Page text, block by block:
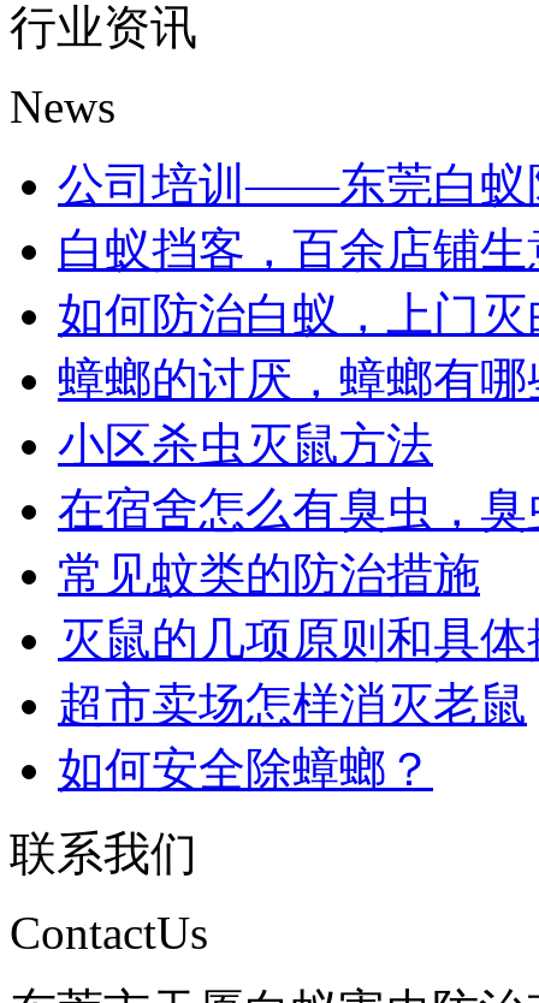
行业资讯
News
公司培训——东莞白蚁
白蚁挡客，百余店铺生
如何防治白蚁，上门灭
蟑螂的讨厌，蟑螂有哪
小区杀虫灭鼠方法
在宿舍怎么有臭虫，臭
常见蚊类的防治措施
灭鼠的几项原则和具体
超市卖场怎样消灭老鼠
如何安全除蟑螂？
联系我们
ContactUs